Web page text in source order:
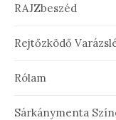
RAJZbeszéd
Rejtőzködő
Rólam
Sárkánymenta